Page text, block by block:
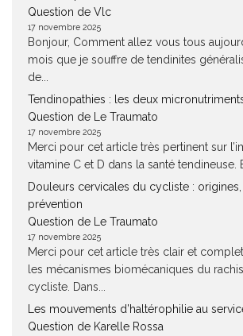
Question de Vlc
17 novembre 2025
Bonjour, Comment allez vous tous
mois que je souffre de tendinites
de...
Tendinopathies : les deux
Question de Le Traumato
17 novembre 2025
Merci pour cet article très pertinent sur
vitamine C et D dans la santé tendineuse.
Douleurs cervicales du cycliste :
prévention
Question de Le Traumato
17 novembre 2025
Merci pour cet article très clair et
les mécanismes biomécaniques du
cycliste. Dans...
Les mouvements d’haltérophilie au
Question de Karelle Rossa